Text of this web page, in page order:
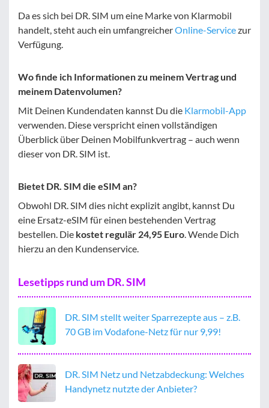
Da es sich bei DR. SIM um eine Marke von Klarmobil
handelt, steht auch ein umfangreicherOnline-Servicezur
Verfügung.
Wo finde ich Informationen zu meinem Vertrag und
meinem Datenvolumen?
Mit Deinen Kundendaten kannst Du die Klarmobil-App
verwenden. Diese verspricht einen vollständigen
Überblick über Deinen Mobilfunkvertrag – auch wenn
dieser von DR. SIM ist.
Bietet DR. SIM die eSIM an?
Obwohl DR. SIM dies nicht explizit angibt, kannst Du
eine Ersatz-eSIM für einen bestehenden Vertrag
bestellen. Die kostet regulär 24,95 Euro. Wende Dich
hierzu an den Kundenservice.
Lesetipps rund um DR. SIM
DR. SIM stellt weiter Sparrezepte aus – z.B.
70 GB im Vodafone-Netz für nur 9,99!
DR. SIM Netz und Netzabdeckung: Welches
Handynetz nutzte der Anbieter?